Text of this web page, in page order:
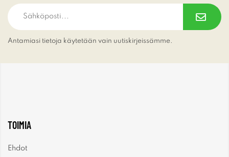
Antamiasi tietoja käytetään vain uutiskirjeissämme.
TOIMIA
Ehdot